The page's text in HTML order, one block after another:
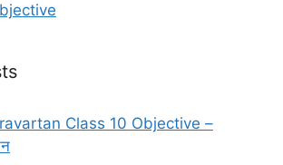
Class 10 Objective –